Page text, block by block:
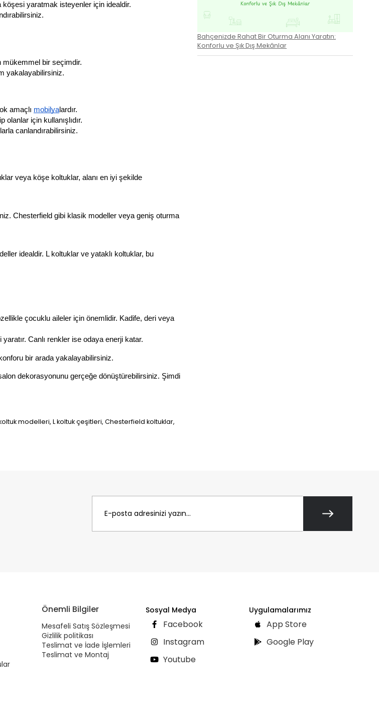
yaratmak isteyenler için idealdir.
mükemmel bir seçimdir.
yakalayabilirsiniz.
amaçlı mobilyalardır.
için kullanışlıdır.
canlandırabilirsiniz.
veya köşe koltuklar, alanı en iyi şekilde
Chesterfield gibi klasik modeller veya geniş oturma
idealdir. L koltuklar ve yataklı koltuklar, bu
çocuklu aileler için önemlidir. Kadife, deri veya
Canlı renkler ise odaya enerji katar.
bir arada yakalayabilirsiniz.
dekorasyonunu gerçeğe dönüştürebilirsiniz. Şimdi
modelleri, L koltuk çeşitleri, Chesterfield koltuklar,
Bahçenizde Rahat Bir Oturma Alanı Yaratın:
Konforlu ve Şık Dış Mekânlar
Önemli Bilgiler
Mesafeli Satış Sözleşmesi
Gizlilik politikası
Teslimat ve İade İşlemleri
Teslimat ve Montaj
Sosyal Medya
Facebook
Instagram
Youtube
Uygulamalarımız
App Store
Google Play